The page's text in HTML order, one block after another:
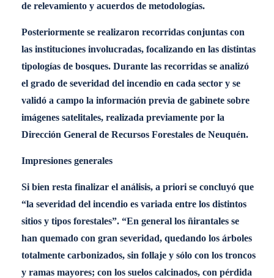
de relevamiento y acuerdos de metodologías.
Posteriormente se realizaron recorridas conjuntas con
las instituciones involucradas, focalizando en las distintas
tipologías de bosques. Durante las recorridas se analizó
el grado de severidad del incendio en cada sector y se
validó a campo la información previa de gabinete sobre
imágenes satelitales, realizada previamente por la
Dirección General de Recursos Forestales de Neuquén.
Impresiones generales
Si bien resta finalizar el análisis, a priori se concluyó que
“la severidad del incendio es variada entre los distintos
sitios y tipos forestales”. “En general los ñirantales se
han quemado con gran severidad, quedando los árboles
totalmente carbonizados, sin follaje y sólo con los troncos
y ramas mayores; con los suelos calcinados, con pérdida